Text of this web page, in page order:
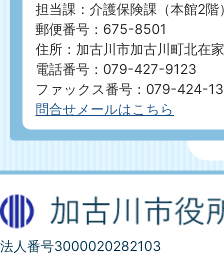
担当課：介護保険課（本館2階
郵便番号：675-8501
住所：加古川市加古川町北在
電話番号：079-427-9123
ファックス番号：079-424-
問合せメールはこちら
法人番号3000020282103